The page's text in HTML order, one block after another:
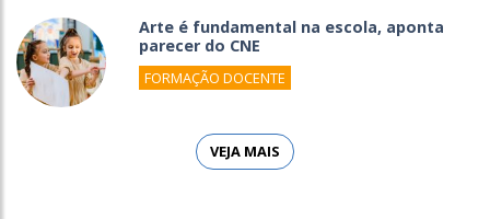
Arte é fundamental na escola, aponta
parecer do CNE
FORMAÇÃO DOCENTE
VEJA MAIS